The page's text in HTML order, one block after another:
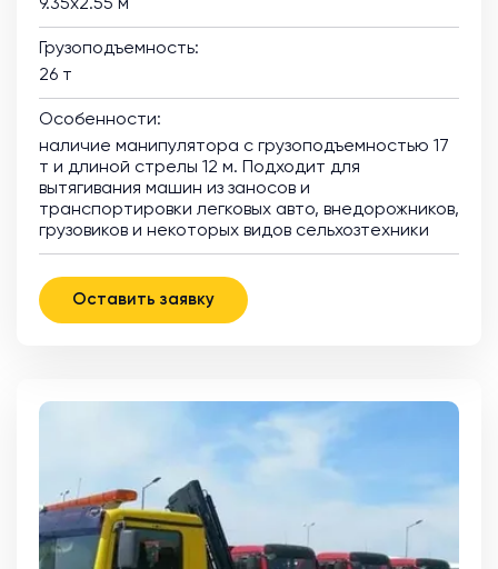
9.35х2.55 м
Грузоподъемность:
26 т
Особенности:
наличие манипулятора с грузоподъемностью 17
т и длиной стрелы 12 м. Подходит для
вытягивания машин из заносов и
транспортировки легковых авто, внедорожников,
грузовиков и некоторых видов сельхозтехники
Оставить заявку